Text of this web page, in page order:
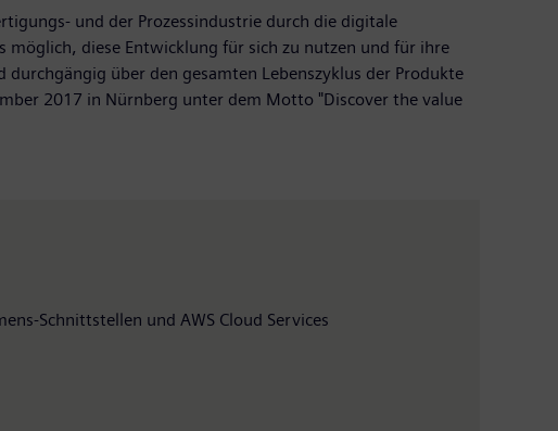
und der Prozessindustrie durch die digitale
möglich, diese Entwicklung für sich zu nutzen und für ihre
über den gesamten Lebenszyklus der Produkte
2017 in Nürnberg unter dem Motto "Discover the value
Schnittstellen und AWS Cloud Services